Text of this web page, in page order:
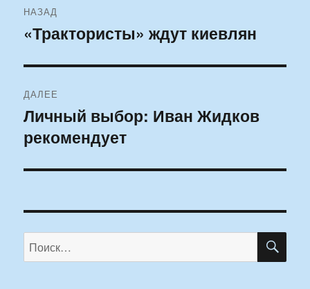
по
НАЗАД
Предыдущая
«Трактористы» ждут киевлян
ДАЛЕЕ
Следующая
запись:
Личный выбор: Иван Жидков
рекомендует
Искать: